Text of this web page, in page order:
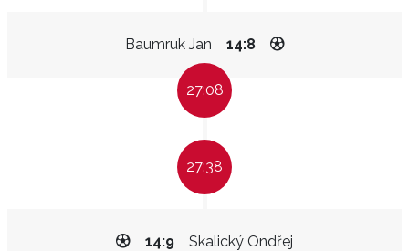
Baumruk Jan 14:8
27:08
27:38
Skalický Ondřej
14:9